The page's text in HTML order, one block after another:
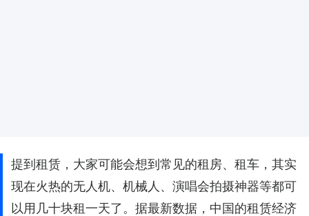
提到租赁，大家可能会想到常见的租房、租车，其实
现在火热的无人机、机械人、演唱会拍摄神器等都可
以用几十块租一天了。据最新数据，中国的租赁经济